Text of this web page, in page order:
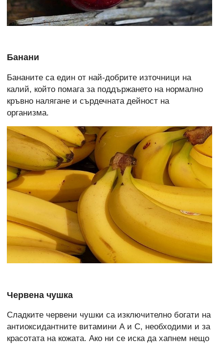
Банани
Бананите са един от най-добрите източници на
калий, който помага за поддържането на нормално
кръвно налягане и сърдечната дейност на
организма.
Червена чушка
Сладките червени чушки са изключително богати на
антиоксидантните витамини А и С, необходими и за
красотата на кожата. Ако ни се иска да хапнем нещо